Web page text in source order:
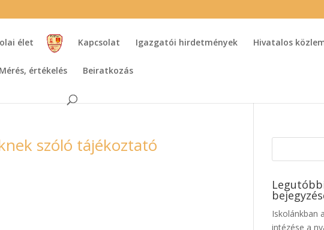
élet Kapcsolat Igazgatói hirdetmények Hivatalos
Mérés, értékelés Beiratkozás
szóló tájékoztató
Iskolánkban
intézése a